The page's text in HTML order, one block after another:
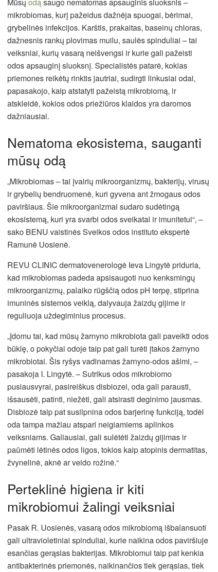
mikrobiomas, kurį pažeidus dažnėja spuogai, bėrimai,
grybelinės infekcijos. Karštis, prakaitas, baseinų chloras,
dažnesnis rankų plovimas muilu, saulės spinduliai – tai
veiksniai, kurių vasarą neišvengsi ir kurie gali pažeisti
odos apsauginį sluoksnį. Specialistės patarė, kokias
priemones reikėtų rinktis jautriai, sudirgti linkusiai odai,
papasakojo, kaip atstatyti pažeistą mikrobiomą, ir
atskleidė, kokios odos priežiūros klaidos yra daromos
dažniausiai.
Nematoma ekosistema, sauganti
mūsų odą
„Mikrobiomas – tai įvairių mikroorganizmų, bakterijų, virusų
ir grybelių bendruomenė, kuri gyvena ant žmogaus odos
paviršiaus. Šie mikroorganizmai sudaro sudėtingą
ekosistemą, kuri yra svarbi odos sveikatai ir imunitetui“, –
sako BENU vaistinės Sveikos odos instituto ekspertė
Ramunė Uosienė.
REVU CLINIC dermatovenerologė Ieva Lingytė priduria,
kad mikrobiomas padeda apsisaugoti nuo kenksmingų
mikroorganizmų, palaiko rūgščią odos pH terpę, stiprina
imuninės sistemos veiklą, dalyvauja žaizdų gijime ir
reguliuoja uždegiminius procesus.
„Įdomu tai, kad mūsų žarnyno mikrobiota gali paveikti odos
būklę, o pokyčiai odoje taip pat gali turėti įtakos žarnyno
mikrobiotai. Šis ryšys vadinamas žarnyno-odos ašimi, –
pasakoja I. Lingytė. – Sutrikus odos mikrobiomo
pusiausvyrai, pasireiškus disbiozei, oda gali parausti,
išsausėti, patinti, niežėti, gali atsirasti deginimo jausmas.
Disbiozė taip pat susilpnina odos barjerinę funkciją, todėl
oda tampa mažiau atspari neigiamiems aplinkos
veiksniams. Galiausiai, gali sulėtėti žaizdų gijimas ir
paūmėti lėtinės odos ligos, tokios kaip atopinis dermatitas,
žvynelinė, aknė ar veido rožinė.“
Perteklinė higiena ir kiti
mikrobiomui žalingi veiksniai
Pasak R. Uosienės, vasarą odos mikrobiomą išbalansuoti
gali ultravioletiniai spinduliai, kurie naikina odos paviršiuje
esančias gerąsias bakterijas. Mikrobiomui taip pat kenkia
antibakterinės priemonės, naikinančios tiek gerąsias, tiek